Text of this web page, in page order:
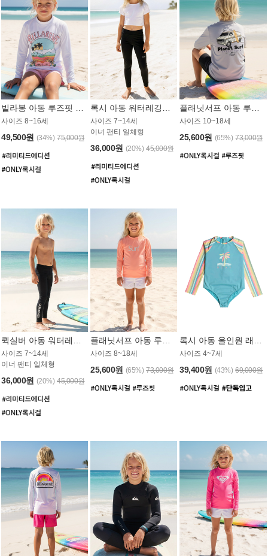
사이즈 8~16세
49,500원 (34%) 75,000원
사이즈 7~14세
이너 팬티 일체형
36,000원 (20%) 45,000원
사이즈 10~18세
25,600원 (65%) 73,000원
사이즈 7~14세
이너 팬티 일체형
36,000원 (20%) 45,000원
사이즈 8~18세
25,600원 (65%) 73,000원
사이즈 4~7세
39,400원 (43%) 69,000원